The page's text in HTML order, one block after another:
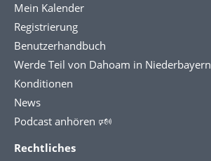
Mein Kalender
Registrierung
Benutzerhandbuch
Werde Teil von Dahoam in Niederbayern
Konditionen
News
Podcast anhören 🕬
Rechtliches